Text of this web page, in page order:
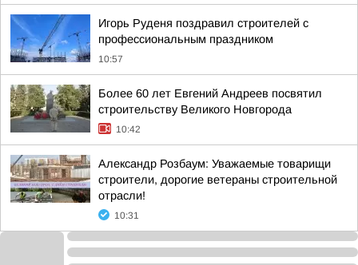
Игорь Руденя поздравил строителей с
профессиональным праздником
10:57
Более 60 лет Евгений Андреев посвятил
строительству Великого Новгорода
10:42
Александр Розбаум: Уважаемые товарищи
строители, дорогие ветераны строительной
отрасли!
10:31